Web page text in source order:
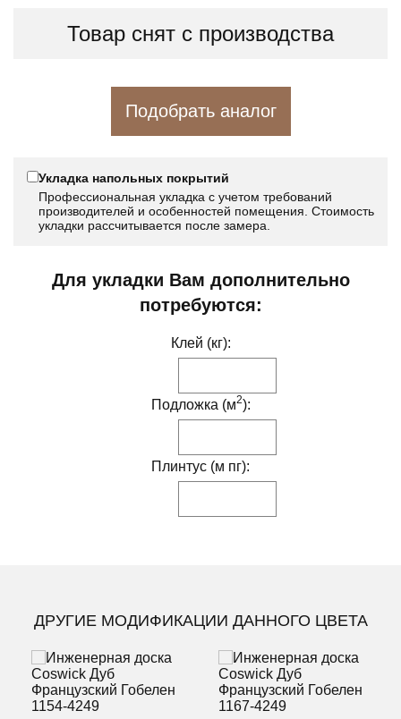
Товар снят с производства
Подобрать аналог
Укладка напольных покрытий
Профессиональная укладка с учетом требований
производителей и особенностей помещения. Стоимость
укладки рассчитывается после замера.
Для укладки Вам дополнительно
потребуются:
Клей (кг):
Подложка (м2):
Плинтус (м пг):
ДРУГИЕ МОДИФИКАЦИИ ДАННОГО ЦВЕТА